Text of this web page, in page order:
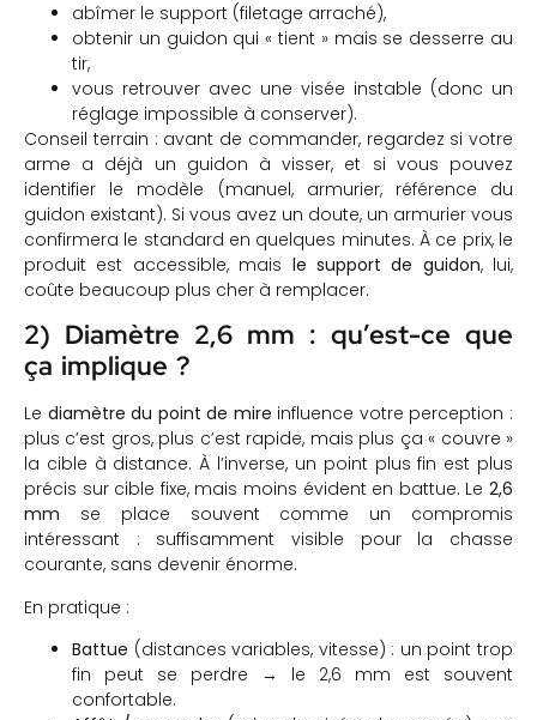
abîmer le support (filetage arraché),
obtenir un guidon qui « tient » mais se desserre au
tir,
vous retrouver avec une visée instable (donc un
réglage impossible à conserver).
Conseil terrain : avant de commander, regardez si votre
arme a déjà un guidon à visser, et si vous pouvez
identifier le modèle (manuel, armurier, référence du
guidon existant). Si vous avez un doute, un armurier vous
confirmera le standard en quelques minutes. À ce prix, le
produit est accessible, mais le support de guidon, lui,
coûte beaucoup plus cher à remplacer.
2) Diamètre 2,6 mm : qu’est-ce que
ça implique ?
Le diamètre du point de mire influence votre perception :
plus c’est gros, plus c’est rapide, mais plus ça « couvre »
la cible à distance. À l’inverse, un point plus fin est plus
précis sur cible fixe, mais moins évident en battue. Le 2,6
mm se place souvent comme un compromis
intéressant : suffisamment visible pour la chasse
courante, sans devenir énorme.
En pratique :
Battue (distances variables, vitesse) : un point trop
fin peut se perdre → le 2,6 mm est souvent
confortable.